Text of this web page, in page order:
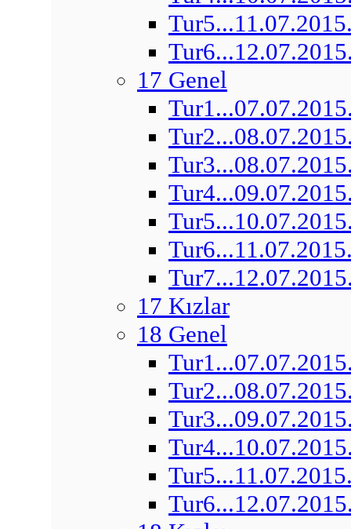
17 Genel
17 Kızlar
18 Genel